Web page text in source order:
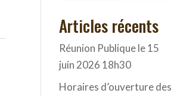
Articles récents
Réunion Publique le 15
juin 2026 18h30
Horaires d’ouverture des